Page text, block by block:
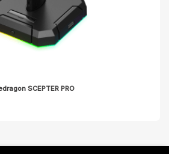
SCEPTER PRO